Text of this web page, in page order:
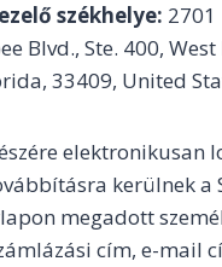
székhelye: 2701
Blvd., Ste. 400,
33409, United
elektronikusan
kerülnek a
megadott
cím, e-mail